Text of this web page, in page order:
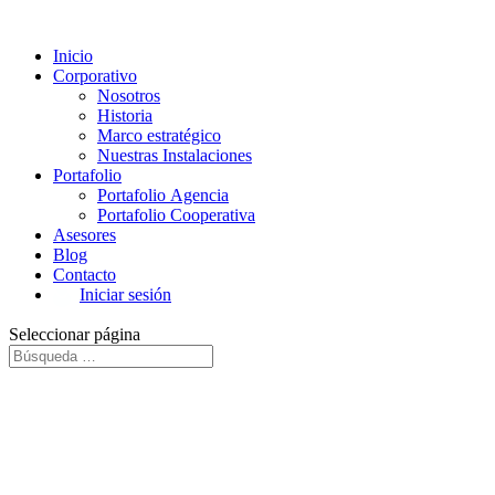
Inicio
Corporativo
Nosotros
Historia
Marco estratégico
Nuestras Instalaciones
Portafolio
Portafolio Agencia
Portafolio Cooperativa
Asesores
Blog
Contacto
Iniciar sesión
Seleccionar página